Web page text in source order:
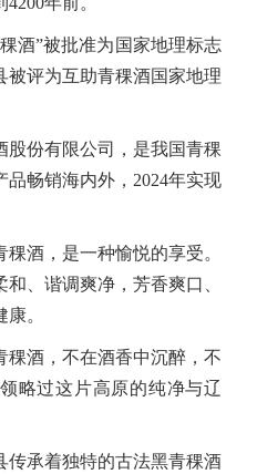
酒”被批准为国家地理标志
被评为互助青稞酒国家地理
股份有限公司，是我国青稞
畅销海内外，2024年实现
酒，是一种愉悦的享受。
、谐调爽净，芳香爽口、
。
稞酒，不在酒香中沉醉，不
略过这片高原的纯净与辽
传承着独特的古法黑青稞酒